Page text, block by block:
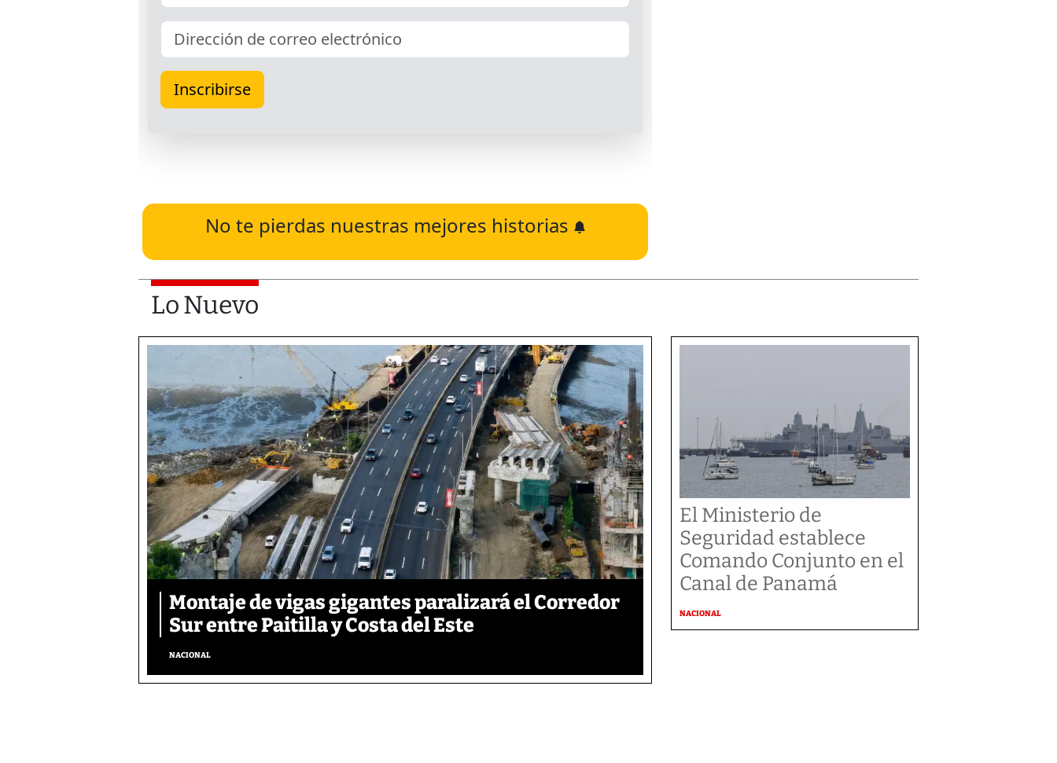
No te pierdas nuestras mejores historias
Lo Nuevo
Montaje de vigas gigantes paralizará el Corredor
Sur entre Paitilla y Costa del Este
NACIONAL
El Ministerio de
Seguridad establece
Comando Conjunto en el
Canal de Panamá
NACIONAL